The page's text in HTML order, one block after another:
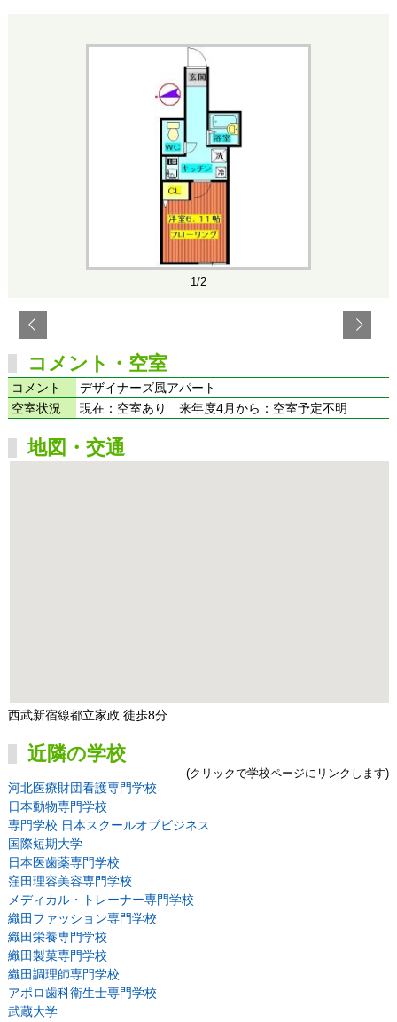
1/2
コメント・空室
コメント
デザイナーズ風アパート
空室状況
現在：空室あり 来年度4月から：空室予定不明
地図・交通
西武新宿線都立家政 徒歩8分
近隣の学校
(クリックで学校ページにリンクします)
河北医療財団看護専門学校
日本動物専門学校
専門学校 日本スクールオブビジネス
国際短期大学
日本医歯薬専門学校
窪田理容美容専門学校
メディカル・トレーナー専門学校
織田ファッション専門学校
織田栄養専門学校
織田製菓専門学校
織田調理師専門学校
アポロ歯科衛生士専門学校
武蔵大学